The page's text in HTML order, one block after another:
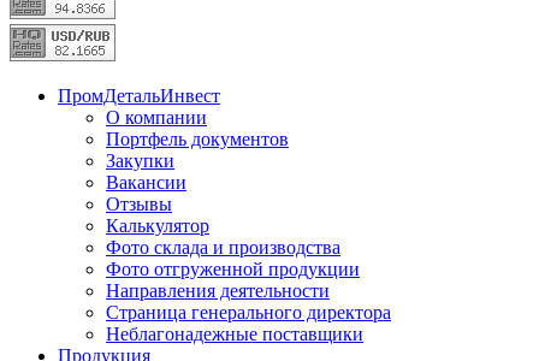
ПромДетальИнвест
О компании
Портфель документов
Закупки
Вакансии
Отзывы
Калькулятор
Фото склада и производства
Фото отгруженной продукции
Направления деятельности
Страница генерального директора
Неблагонадежные поставщики
Продукция